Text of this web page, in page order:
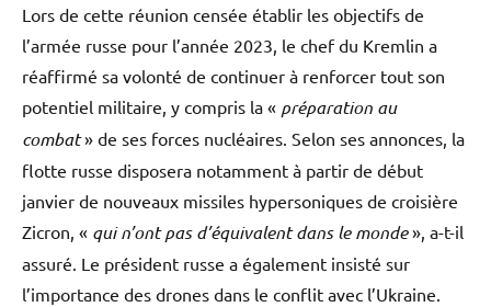
Lors de cette réunion censée établir les objectifs de
l’armée russe pour l’année 2023, le chef du Kremlin a
réaffirmé sa volonté de continuer à renforcer tout son
potentiel militaire, y compris la « préparation au
combat» de ses forces nucléaires. Selon ses annonces, la
flotte russe disposera notamment à partir de début
janvier de nouveaux missiles hypersoniques de croisière
Zicron, « qui n’ont pas d’équivalent dans le monde», a-t-il
assuré. Le président russe a également insisté sur
l’importance des drones dans le conflit avec l’Ukraine.